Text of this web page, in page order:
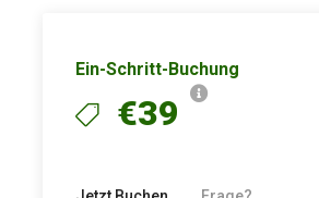
Ein-Schritt-Buchung
€39